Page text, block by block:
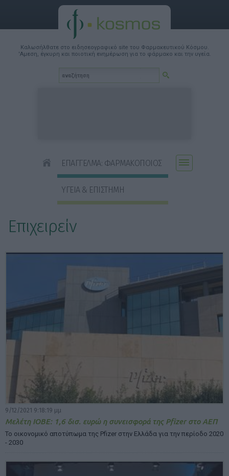
Καλωσήλθατε στο ειδησεογραφικό site του Φαρμακευτικού Κόσμου.
'Αμεση, έγκυρη και ποιοτική ενημέρωση για το φάρμακο και την υγεία.
ΕΠΑΓΓΕΛΜΑ: ΦΑΡΜΑΚΟΠΟΙΟΣ
ΥΓΕΙΑ & ΕΠΙΣΤΗΜΗ
Επιχειρείν
9/12/2021 9:18:19 μμ
Μελέτη ΙΟΒΕ: 1,6 δισ. ευρώ η συνεισφορά της Pfizer στο ΑΕΠ
Το οικονομικό αποτύπωμα της Pfizer στην Ελλάδα για την περίοδο 2020
- 2030